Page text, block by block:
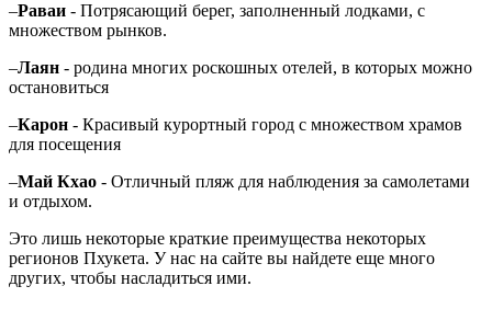
–Раваи - Потрясающий берег, заполненный лодками, с
множеством рынков.
–Лаян - родина многих роскошных отелей, в которых можно
остановиться
–Карон - Красивый курортный город с множеством храмов
для посещения
–Май Кхао - Отличный пляж для наблюдения за самолетами
и отдыхом.
Это лишь некоторые краткие преимущества некоторых
регионов Пхукета. У нас на сайте вы найдете еще много
других, чтобы насладиться ими.